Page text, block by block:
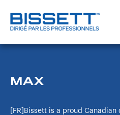
MAX
[FR]Bissett is a proud